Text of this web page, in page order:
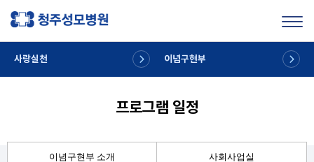
사랑실천 이념구현부
프로그램 일정
이념구현부 소개 사회사업실